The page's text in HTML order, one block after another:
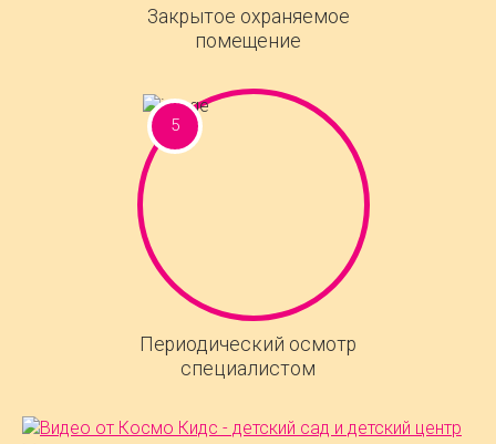
Закрытое охраняемое
помещение
Периодический осмотр
специалистом